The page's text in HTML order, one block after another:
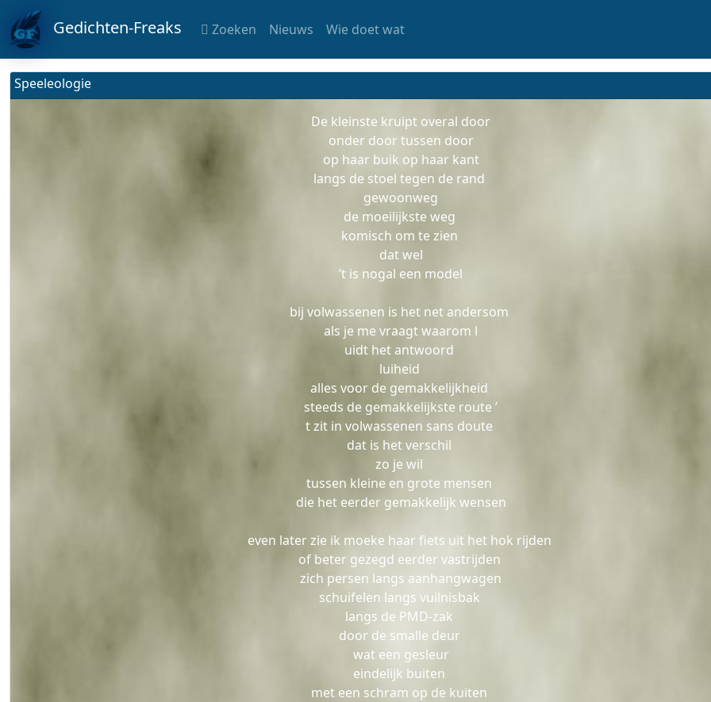
Gedichten-Freaks Zoeken Nieuws Wie doet wat
Speeleologie
De kleinste kruipt overal door
onder door tussen door
op haar buik op haar kant
langs de stoel tegen de rand
gewoonweg
de moeilijkste weg
komisch om te zien
dat wel
’t is nogal een model
bij volwassenen is het net andersom
als je me vraagt waarom l
uidt het antwoord
luiheid
alles voor de gemakkelijkheid
steeds de gemakkelijkste route ’
t zit in volwassenen sans doute
dat is het verschil
zo je wil
tussen kleine en grote mensen
die het eerder gemakkelijk wensen
even later zie ik moeke haar fiets uit het hok rijden
of beter gezegd eerder vastrijden
zich persen langs aanhangwagen
schuifelen langs vuilnisbak
langs de PMD-zak
door de smalle deur
wat een gesleur
eindelijk buiten
met een schram op de kuiten